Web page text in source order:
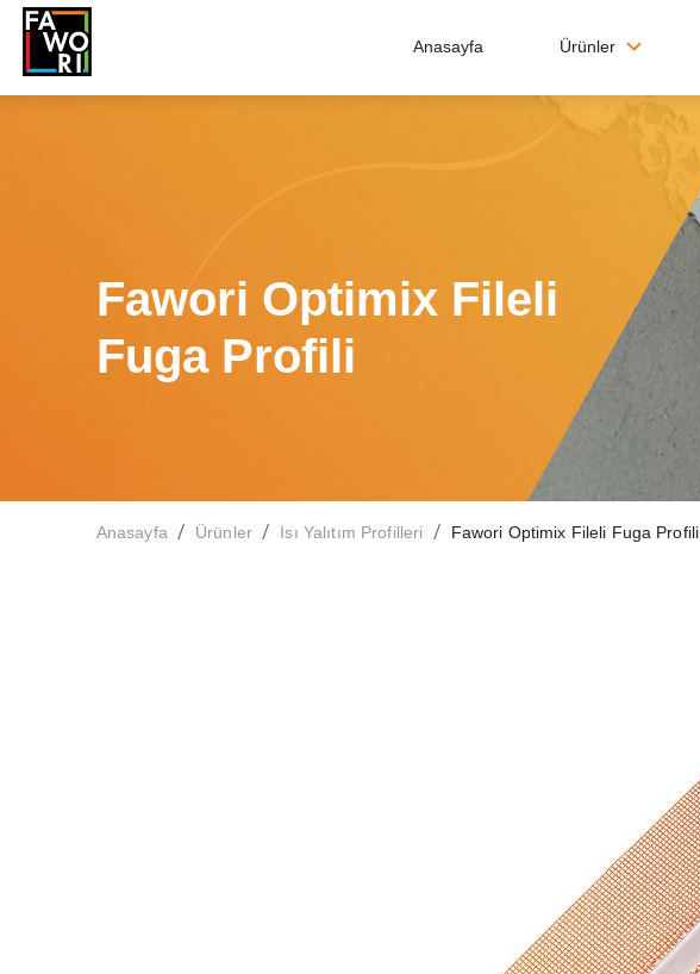
Anasayfa Ürünler
Fawori Optimix Fileli
Fuga Profili
Anasayfa / Ürünler / Isı Yalıtım Profilleri / Fawori Optimix Fileli Fuga Profili